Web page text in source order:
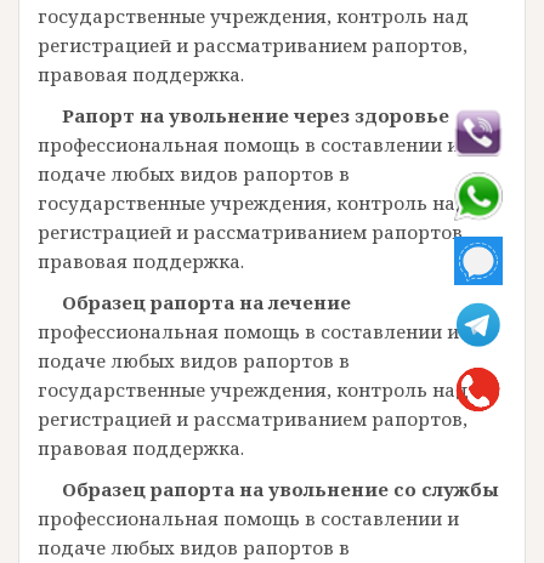
государственные учреждения, контроль над
регистрацией и рассматриванием рапортов,
правовая поддержка.
Рапорт на увольнение через здоровье
профессиональная помощь в составлении и
подаче любых видов рапортов в
государственные учреждения, контроль над
регистрацией и рассматриванием рапортов,
правовая поддержка.
Образец рапорта на лечение
профессиональная помощь в составлении и
подаче любых видов рапортов в
государственные учреждения, контроль над
регистрацией и рассматриванием рапортов,
правовая поддержка.
Образец рапорта на увольнение со службы
профессиональная помощь в составлении и
подаче любых видов рапортов в